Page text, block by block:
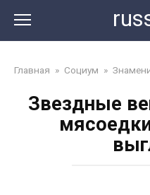
контенту
Главная » Социум »
Звездные